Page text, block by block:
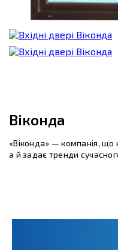
Віконда
«Віконда» — компанія, що
а й задає тренди